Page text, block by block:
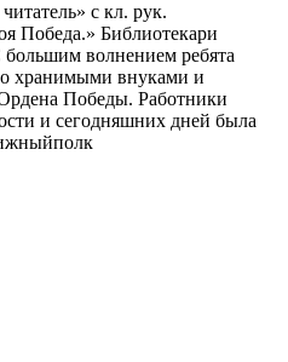
с кл. рук.
Победа.» Библиотекари
волнением ребята
хранимыми внуками и
Победы. Работники
и сегодняшних дней была